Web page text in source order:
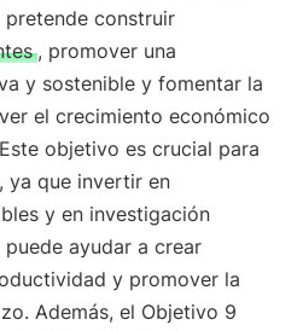
pretende construir
, promover una
y sostenible y fomentar la
el crecimiento económico
objetivo es crucial para
ya que invertir en
y en investigación
ayudar a crear
y promover la
Además, el Objetivo 9